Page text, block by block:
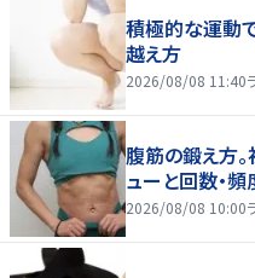
積極的な運動で
越え方
2026/08/08 11:40
腹筋の鍛え方
ューと回数・
2026/08/08 10:00